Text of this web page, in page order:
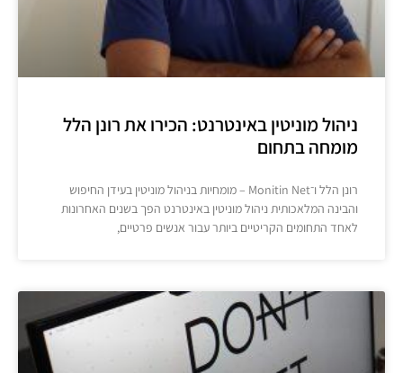
ניהול מוניטין באינטרנט: הכירו את רונן הלל
מומחה בתחום
רונן הלל ו־Monitin Net – מומחיות בניהול מוניטין בעידן החיפוש
והבינה המלאכותית ניהול מוניטין באינטרנט הפך בשנים האחרונות
לאחד התחומים הקריטיים ביותר עבור אנשים פרטיים,